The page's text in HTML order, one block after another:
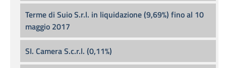
Terme di Suio S.r.l. in liquidazione (9,69%) fino al 10
maggio 2017
SI. Camera S.c.r.l. (0,11%)